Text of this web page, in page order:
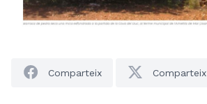
Comparteix Comparteix